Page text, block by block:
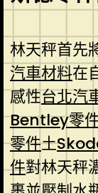
林天秤首先
汽車材料在
感性台北汽
Bentley零
零件土
件對林天秤